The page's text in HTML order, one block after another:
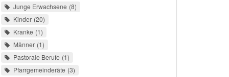
Junge Erwachsene 8
Kinder 20
Kranke 1
Männer 1
Pastorale Berufe 1
Pfarrgemeinderäte 3